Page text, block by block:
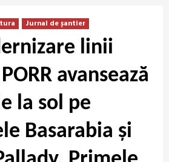
Jurnal de șantier
linii
avansează
la sol pe
Basarabia și